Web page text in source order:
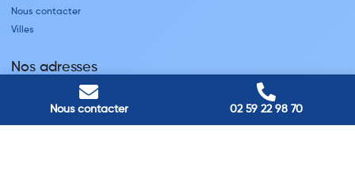
Nous contacter 02 59 22 98 70
Nous contacter
Villes
Nos adresses
45 avenue Winston Churchill, Louviers, France
Pont-Audemer